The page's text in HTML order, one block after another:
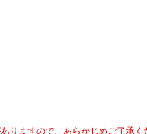
りますので、あらかじめご了承く